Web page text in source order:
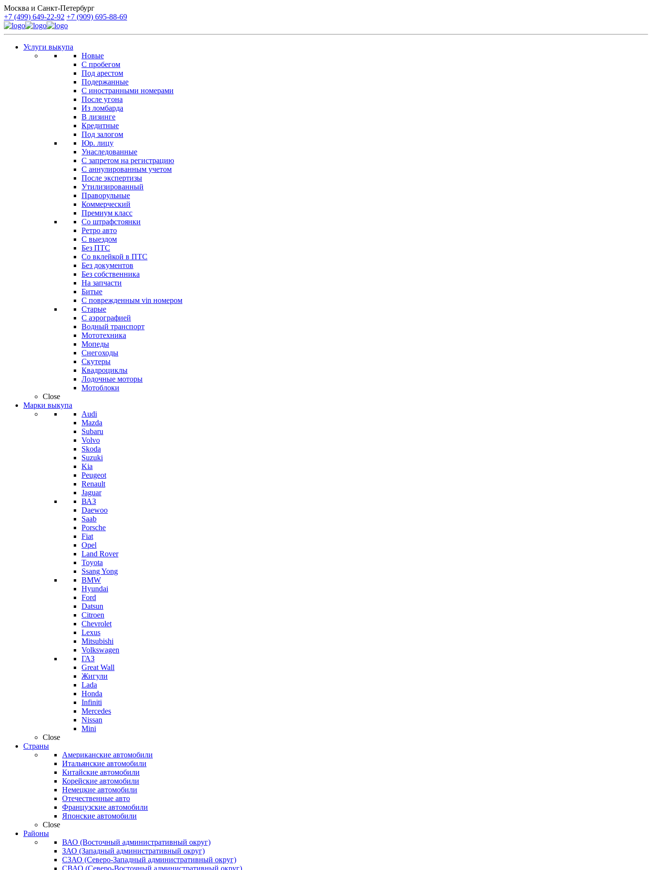
Москва и Санкт-Петербург
+7 (499) 649-22-92 +7 (909) 695-88-69
Услуги выкупа
Новые
С пробегом
Под арестом
Подержанные
С иностранными номерами
После угона
Из ломбарда
В лизинге
Кредитные
Под залогом
Юр. лицу
Унаследованные
С запретом на регистрацию
С аннулированным учетом
После экспертизы
Утилизированный
Праворульные
Коммерческий
Премиум класс
Со штрафстоянки
Ретро авто
С выездом
Без ПТС
Со вклейкой в ПТС
Без документов
Без собственника
На запчасти
Битые
С поврежденным vin номером
Старые
С аэрографией
Водный транспорт
Мототехника
Мопеды
Снегоходы
Скутеры
Квадроциклы
Лодочные моторы
Мотоблоки
Close
Марки выкупа
Audi
Mazda
Subaru
Volvo
Skoda
Suzuki
Kia
Peugeot
Renault
Jaguar
ВАЗ
Daewoo
Saab
Porsche
Fiat
Opel
Land Rover
Toyota
Ssang Yong
BMW
Hyundai
Ford
Datsun
Citroen
Chevrolet
Lexus
Mitsubishi
Volkswagen
ГАЗ
Great Wall
Жигули
Lada
Honda
Infiniti
Mercedes
Nissan
Mini
Close
Страны
Американские автомобили
Итальянские автомобили
Китайские автомобили
Корейские автомобили
Немецкие автомобили
Отечественные авто
Французские автомобили
Японские автомобили
Close
Районы
ВАО (Восточный административный округ)
ЗАО (Западный административный округ)
СЗАО (Северо-Западный административный округ)
СВАО (Северо-Восточный административный округ)